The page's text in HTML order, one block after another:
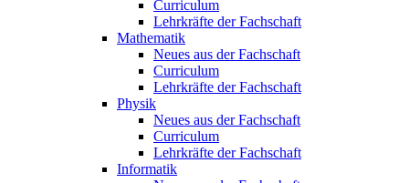
Curriculum
Lehrkräfte der Fachschaft
Mathematik
Neues aus der Fachschaft
Curriculum
Lehrkräfte der Fachschaft
Physik
Neues aus der Fachschaft
Curriculum
Lehrkräfte der Fachschaft
Informatik